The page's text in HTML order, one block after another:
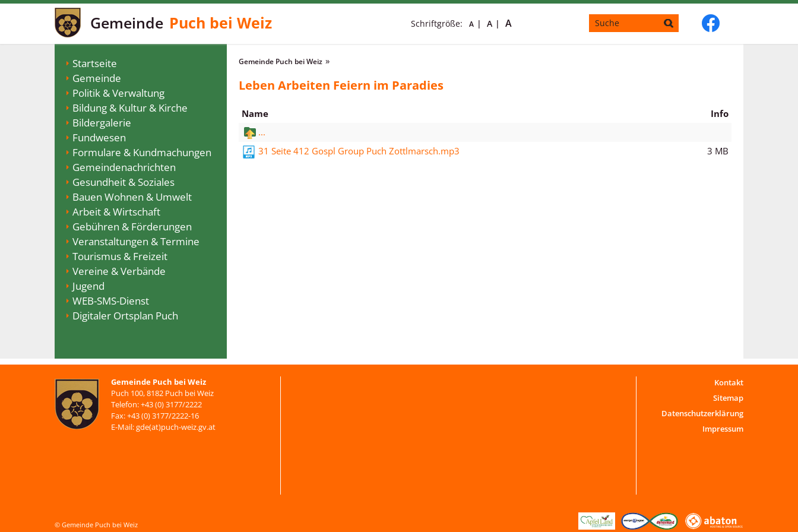
Gemeinde Puch bei Weiz Schriftgröße: A A A
Startseite
Gemeinde
Politik & Verwaltung
Bildung & Kultur & Kirche
Bildergalerie
Fundwesen
Formulare & Kundmachungen
Gemeindenachrichten
Gesundheit & Soziales
Bauen Wohnen & Umwelt
Arbeit & Wirtschaft
Gebühren & Förderungen
Veranstaltungen & Termine
Tourismus & Freizeit
Vereine & Verbände
Jugend
WEB-SMS-Dienst
Digitaler Ortsplan Puch
Gemeinde Puch bei Weiz
Leben Arbeiten Feiern im Paradies
Name
Info
...
31 Seite 412 Gospl Group Puch Zottlmarsch.mp3
3 MB
Gemeinde Puch bei Weiz
Puch 100, 8182 Puch bei Weiz
Telefon: +43 (0) 3177/2222
Fax: +43 (0) 3177/2222-16
E-Mail: gde(at)puch-weiz.gv.at
Kontakt
Sitemap
Datenschutzerklärung
Impressum
© Gemeinde Puch bei Weiz